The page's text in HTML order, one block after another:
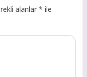
alanlar* ile